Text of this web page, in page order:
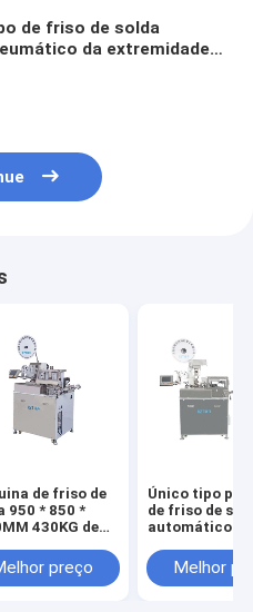
de friso de solda
da extremidade
de friso de
950 * 850 *
430KG de
preço
Único tipo
de friso de
automático
máquina/CE
habilitado
Melhor